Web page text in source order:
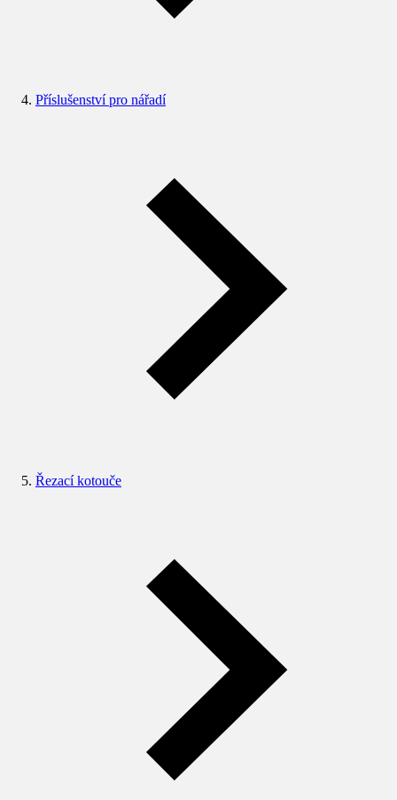
Příslušenství pro nářadí
Řezací kotouče